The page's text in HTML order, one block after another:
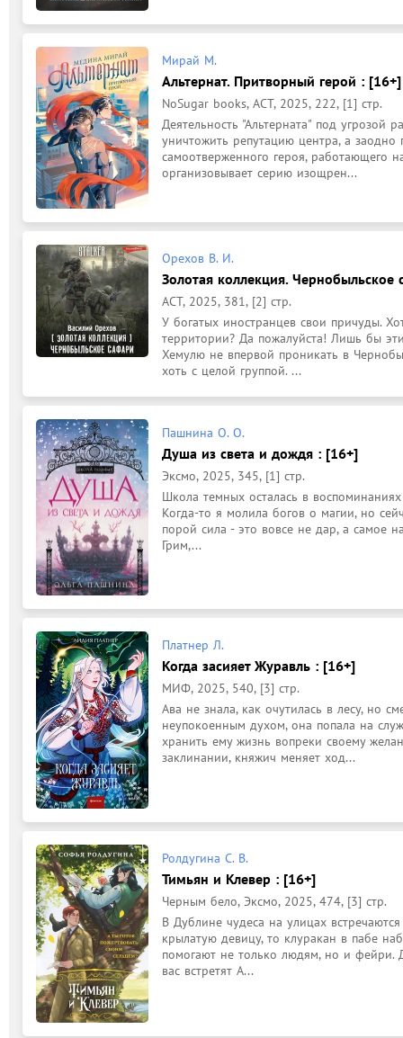
Мирай М.
Альтернат. Притворный герой : [16+]
NoSugar books, АСТ, 2025, 222, [1] стр.
Деятельность "Альтерната" под угрозой
уничтожить репутацию центра, а заодно
самоотверженного героя, работающего
организовывает серию изощрен...
Орехов В. И.
Золотая коллекция.
АСТ, 2025, 381, [2] стр.
У богатых иностранцев свои причуды.
территории? Да пожалуйста! Лишь бы
Хемулю не впервой проникать в
хоть с целой группой. ...
Пашнина О. О.
Душа из света и дождя : [16+]
Эксмо, 2025, 345, [1] стр.
Школа темных осталась в
Когда-то я молила богов о магии, но
порой сила - это вовсе не дар, а самое
Грим,...
Платнер Л.
Когда засияет Журавль : [16+]
МИФ, 2025, 540, [3] стр.
Ава не знала, как очутилась в лесу, но
неупокоенным духом, она попала на
хранить ему жизнь вопреки своему
заклинании, княжич меняет ход...
Ролдугина С. В.
Тимьян и Клевер : [16+]
Черным бело, Эксмо, 2025, 474, [3] стр.
В Дублине чудеса на улицах
крылатую девицу, то клуракан в пабе
помогают не только людям, но и фейри.
вас встретят А...